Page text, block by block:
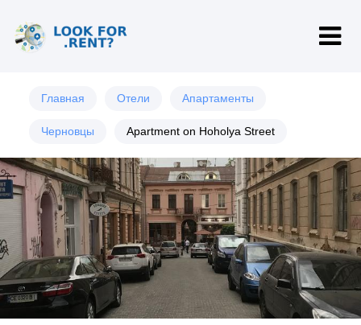
Главная Отели Апартаменты
Черновцы Apartment on Hoholya Street